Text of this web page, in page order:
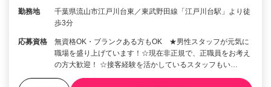
勤務地
千葉県流山市江戸川台東／東武野田線「江戸川台駅」より徒
歩3分
応募資格
無資格OK・ブランクある方もOK ★男性スタッフが元気に
職場を盛り上げています！☆現在非正規で、正職員をお考え
の方大歓迎！ ☆接客経験を活かしているスタッフもい…